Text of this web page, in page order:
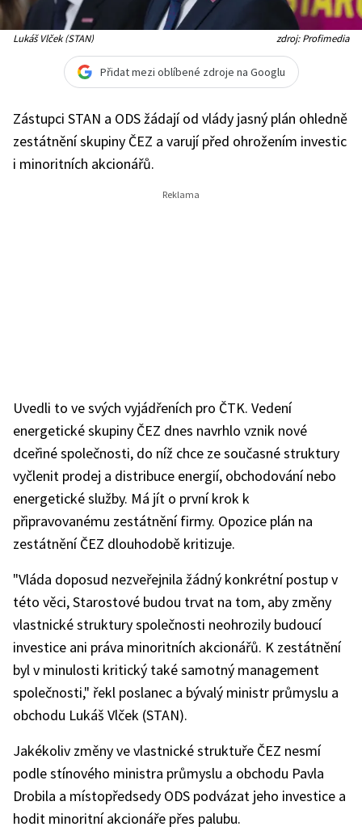
Lukáš Vlček (STAN) zdroj: Profimedia
Přidat mezi oblíbené zdroje na Googlu
Zástupci STAN a ODS žádají od vlády jasný plán ohledně
zestátnění skupiny ČEZ a varují před ohrožením investic
i minoritních akcionářů.
Uvedli to ve svých vyjádřeních pro ČTK. Vedení
energetické skupiny ČEZ dnes navrhlo vznik nové
dceřiné společnosti, do níž chce ze současné struktury
vyčlenit prodej a distribuce energií, obchodování nebo
energetické služby. Má jít o první krok k
připravovanému zestátnění firmy. Opozice plán na
zestátnění ČEZ dlouhodobě kritizuje.
"Vláda doposud nezveřejnila žádný konkrétní postup v
této věci, Starostové budou trvat na tom, aby změny
vlastnické struktury společnosti neohrozily budoucí
investice ani práva minoritních akcionářů. K zestátnění
byl v minulosti kritický také samotný management
společnosti," řekl poslanec a bývalý ministr průmyslu a
obchodu Lukáš Vlček (STAN).
Jakékoliv změny ve vlastnické struktuře ČEZ nesmí
podle stínového ministra průmyslu a obchodu Pavla
Drobila a místopředsedy ODS podvázat jeho investice a
hodit minoritní akcionáře přes palubu.